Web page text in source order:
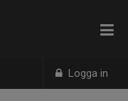
Logga in